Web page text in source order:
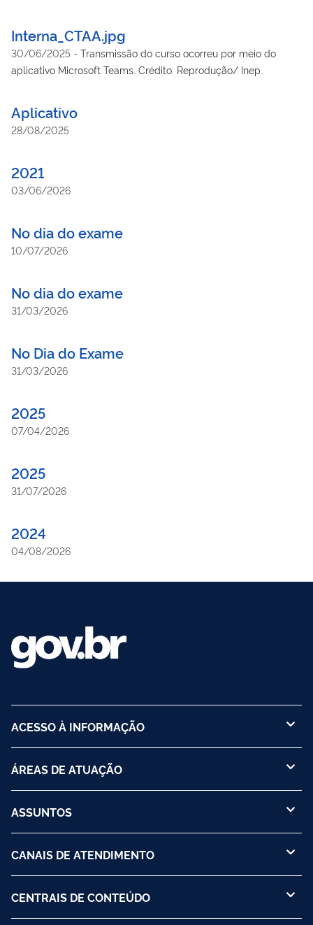
Interna_CTAA.jpg
30/06/2025 - Transmissão do curso ocorreu por meio do
aplicativo Microsoft Teams. Crédito: Reprodução/ Inep.
Aplicativo
28/08/2025
2021
03/06/2026
No dia do exame
10/07/2026
No dia do exame
31/03/2026
No Dia do Exame
31/03/2026
2025
07/04/2026
2025
31/07/2026
2024
04/08/2026
ACESSO À INFORMAÇÃO
ÁREAS DE ATUAÇÃO
ASSUNTOS
CANAIS DE ATENDIMENTO
CENTRAIS DE CONTEÚDO